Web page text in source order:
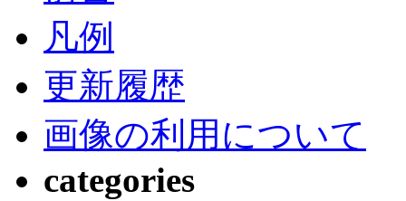
凡例
更新履歴
画像の利用について
categories